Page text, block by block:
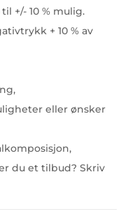
+/- 10 % mulig.
+ 10 % av
eller ønsker
du et tilbud? Skriv